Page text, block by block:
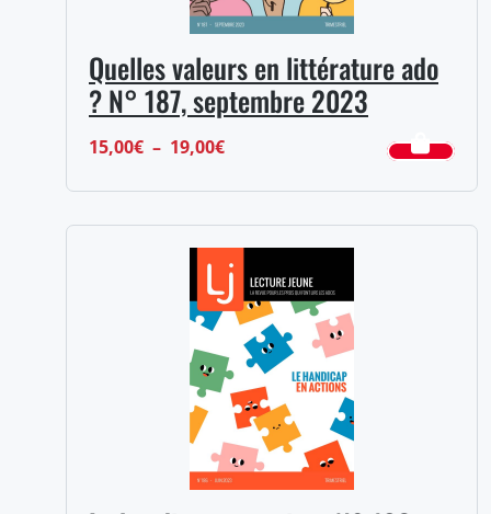
Quelles valeurs en littérature ado
? N° 187, septembre 2023
15,00€ – 19,00€Plage
15,00€
à
19,00€